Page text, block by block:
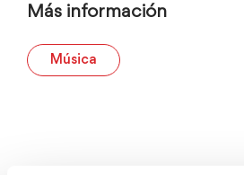
Más información
Música